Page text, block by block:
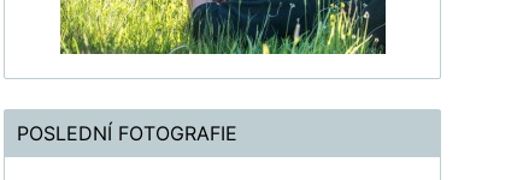
POSLEDNÍ FOTOGRAFIE